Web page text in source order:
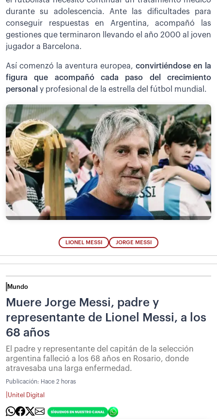
durante su adolescencia. Ante las dificultades para
conseguir respuestas en Argentina, acompañó las
gestiones que terminaron llevando el año 2000 al joven
jugador a Barcelona.
Así comenzó la aventura europea, convirtiéndose en la
figura que acompañó cada paso del crecimiento
personal y profesional de la estrella del fútbol mundial.
LIONEL MESSI JORGE MESSI
Mundo
Muere Jorge Messi, padre y
representante de Lionel Messi, a los
68 años
El padre y representante del capitán de la selección
argentina falleció a los 68 años en Rosario, donde
atravesaba una larga enfermedad.
Publicación: Hace 2 horas
Unitel Digital